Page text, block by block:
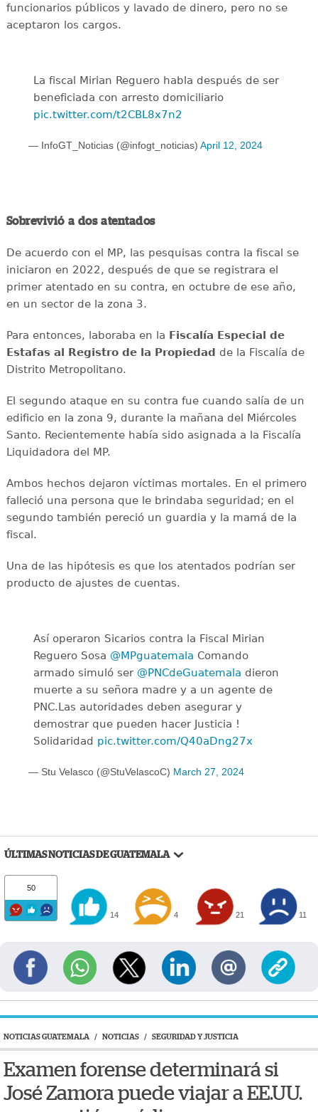
funcionarios públicos y lavado de dinero, pero no se
aceptaron los cargos.
La fiscal Mirian Reguero habla después de ser
beneficiada con arresto domiciliario
pic.twitter.com/t2CBL8x7n2
— InfoGT_Noticias (@infogt_noticias) April 12, 2024
Sobrevivió a dos atentados
De acuerdo con el MP, las pesquisas contra la fiscal se
iniciaron en 2022, después de que se registrara el
primer atentado en su contra, en octubre de ese año,
en un sector de la zona 3.
Para entonces, laboraba en la Fiscalía Especial de
Estafas al Registro de la Propiedad de la Fiscalía de
Distrito Metropolitano.
El segundo ataque en su contra fue cuando salía de un
edificio en la zona 9, durante la mañana del Miércoles
Santo. Recientemente había sido asignada a la Fiscalía
Liquidadora del MP.
Ambos hechos dejaron víctimas mortales. En el primero
falleció una persona que le brindaba seguridad; en el
segundo también pereció un guardia y la mamá de la
fiscal.
Una de las hipótesis es que los atentados podrían ser
producto de ajustes de cuentas.
Así operaron Sicarios contra la Fiscal Mirian
Reguero Sosa ⁦⁦ @MPguatemala ⁩ Comando
armado simuló ser ⁦⁦ @PNCdeGuatemala ⁩ dieron
muerte a su señora madre y a un agente de
⁦PNC.Las autoridades deben asegurar y
demostrar que pueden hacer Justicia !
Solidaridad pic.twitter.com/Q40aDng27x
— Stu Velasco (@StuVelascoC) March 27, 2024
ÚLTIMAS NOTICIAS DE GUATEMALA
50
14 4 21 11
NOTICIAS GUATEMALA / NOTICIAS / SEGURIDAD Y JUSTICIA
Examen forense determinará si
José Zamora puede viajar a EE.UU.